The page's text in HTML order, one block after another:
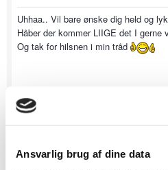
Ansvarlig brug af dine data
Uhhaa.. Vil bare ønske dig held og
Håber der kommer LIIGE det I gerne
Og tak for hilsnen i min tråd